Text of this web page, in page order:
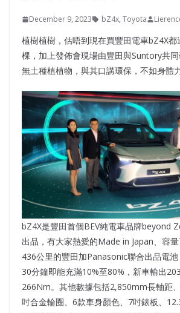
December 9, 2023 bZ4x, Toyota
植樹植樹，估唔到現在買豐田電車bZ4X
棵，加上發佈會現場由豐田與Suntory共
無土種植植物，與其口講環保，不如身體
bZ4X是豐田首個BEV純電車品牌beyond
出品，有大家熱愛的Made in Japan、容
436公里的豐田加Panasonic聯合出品電
30分鐘即能充滿10%至80%，新車輸出
266Nm。其他數據包括2,850mm長軸距
吋合金輪圈、6款車身顏色、7吋錶板、